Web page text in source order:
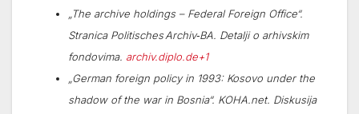
„The archive holdings – Federal Foreign Office“.
Stranica Politisches Archiv‑BA. Detalji o arhivskim
fondovima. archiv.diplo.de+1
„German foreign policy in 1993: Kosovo under the
shadow of the war in Bosnia“. KOHA.net. Diskusija